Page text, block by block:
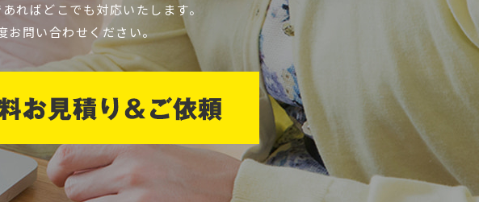
ればどこでも対応いたします。
お問い合わせください。